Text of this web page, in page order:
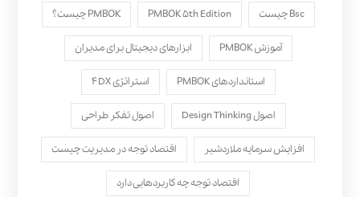
Bsc چیست PMBOK ۵th Edition PMBOK چیست؟
آموزش PMBOK ابزارهای دیجیتال برای مدیران
استانداردهای PMBOK استراتژی ۴DX
اصول Design Thinking اصول تفکر طراحی
افزایش سرمایه ملاردشیر اقتصاد توجه در مدیریت چیست
اقتصاد توجه چه کاربردهایی دارد